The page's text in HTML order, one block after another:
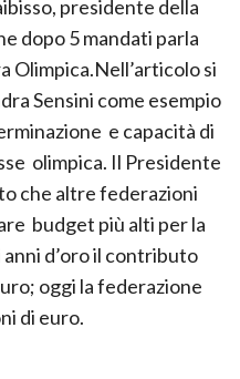
presidente della
dopo 5 mandati parla
Olimpica.Nell’articolo si
Sensini come esempio
e capacità di
olimpica. Il Presidente
che altre federazioni
budget più alti per la
d’oro il contributo
oggi la federazione
di euro.